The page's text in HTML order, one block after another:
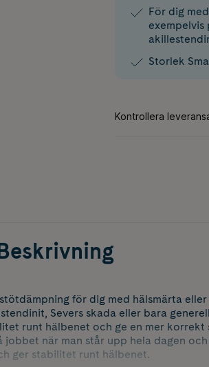
För dig
Storlek
för dig med hälsmärta
Severs skada eller bara
runt hälbenet och ge en mer korrekt
när man står upp hela dagen
ger stabilitet runt hälbenet.